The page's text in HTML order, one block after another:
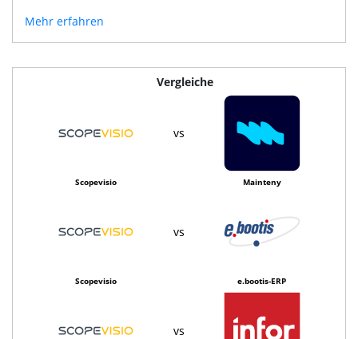
Mehr erfahren
Vergleiche
vs
Scopevisio Mainteny
vs
Scopevisio e.bootis-ERP
vs